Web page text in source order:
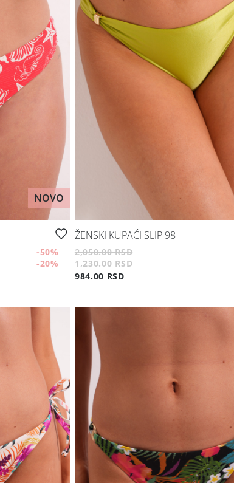
NOVO
-50%
-20%
ŽENSKI KUPAĆI SLIP 98
2,050.00 RSD
1,230.00 RSD
984.00 RSD